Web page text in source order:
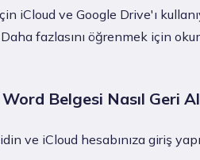
iCloud ve Google Drive'ı
fazlasını öğrenmek için
Belgesi Nasıl Geri
ve iCloud hesabınıza giriş